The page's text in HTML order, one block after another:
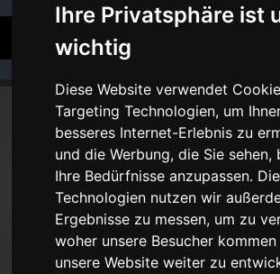
Ihre Privatsphäre ist
wichtig
Diese Website verwendet
Targeting Technologien, um
besseres Internet-Erlebnis zu
und die Werbung, die Sie sehen,
Ihre Bedürfnisse anzupassen.
Technologien nutzen wir
Ergebnisse zu messen, um zu
woher unsere Besucher
unsere Website weiter zu
Audio &
Bands und
Produkte
Holzblasinstrumente
Blechblasinstrumente
Diverse Blasinstrumente
Saiteninstrumente
Zubehör